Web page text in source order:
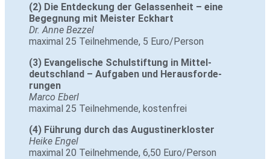
(2) Die Ent­de­ckung der Gelas­sen­heit – eine
Begeg­nung mit Meister Eck­hart
Dr. Anne Bezzel
maximal 25 Teil­neh­mende, 5 Euro/Person
(3) Evan­ge­li­sche Schul­stif­tung in Mit­tel­
deutsch­land – Auf­gaben und Her­aus­for­de­
rungen
Marco Eberl
maximal 25 Teil­neh­mende, kostenfrei
(4) Füh­rung durch das Augus­ti­ner­kloster
Heike Engel
maximal 20 Teil­neh­mende, 6,50 Euro/Person